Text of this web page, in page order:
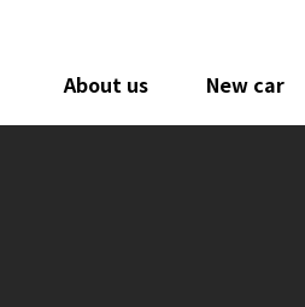
About us New car